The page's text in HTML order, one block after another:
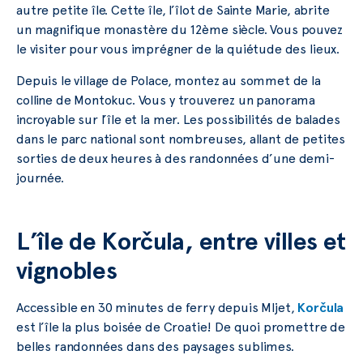
autre petite île. Cette île, l’îlot de Sainte Marie, abrite
un magnifique monastère du 12ème siècle. Vous pouvez
le visiter pour vous imprégner de la quiétude des lieux.
Depuis le village de Polace, montez au sommet de la
colline de Montokuc. Vous y trouverez un panorama
incroyable sur l’île et la mer. Les possibilités de balades
dans le parc national sont nombreuses, allant de petites
sorties de deux heures à des randonnées d’une demi-
journée.
L’île de Korčula, entre villes et
vignobles
Accessible en 30 minutes de ferry depuis Mljet, Korčula
est l’île la plus boisée de Croatie! De quoi promettre de
belles randonnées dans des paysages sublimes.